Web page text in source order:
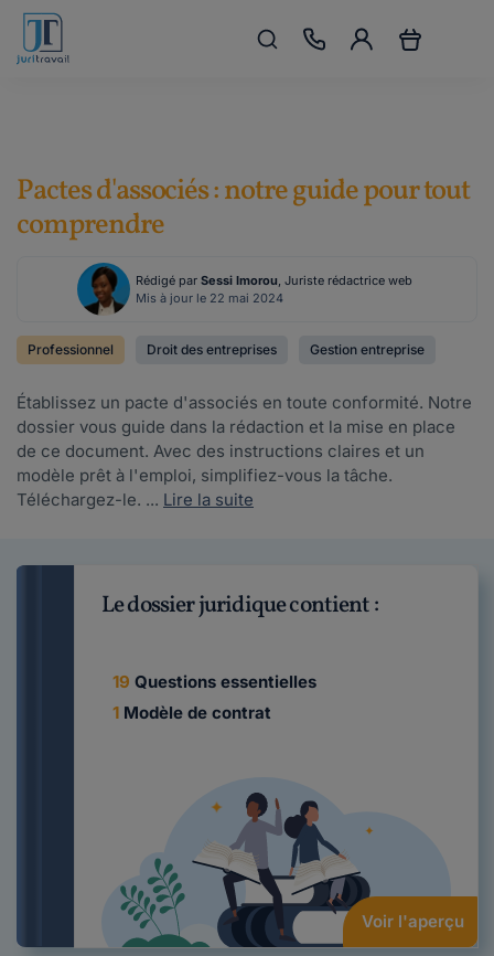
Le dossier juridique contient :
19 Questions essentielles
1 Modèle de contrat
Voir l'aperçu
Pactes d'associés : notre guide pour tout
comprendre
Rédigé par Sessi Imorou, Juriste rédactrice web
Mis à jour le 22 mai 2024
Professionnel Droit des entreprises Gestion entreprise
Établissez un pacte d'associés en toute conformité. Notre
dossier vous guide dans la rédaction et la mise en place
de ce document. Avec des instructions claires et un
modèle prêt à l'emploi, simplifiez-vous la tâche.
Téléchargez-le. ... Lire la suite